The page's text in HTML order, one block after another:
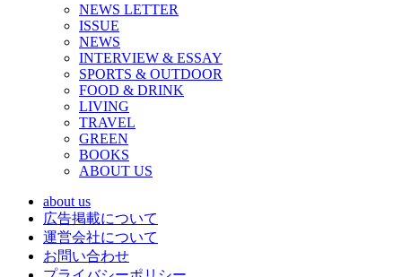
NEWS LETTER
ISSUE
NEWS
INTERVIEW & ESSAY
SPORTS & OUTDOOR
FOOD & DRINK
LIVING
TRAVEL
GREEN
BOOKS
ABOUT US
about us
広告掲載について
運営会社について
お問い合わせ